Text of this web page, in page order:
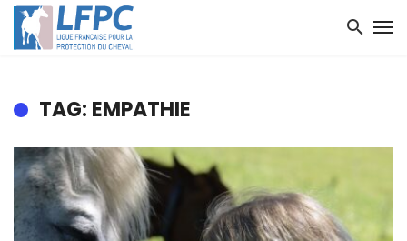
TAG: EMPATHIE